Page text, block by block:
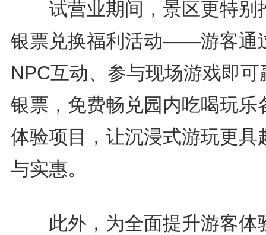
试营业期间，景区更特别
银票兑换福利活动——游客通
NPC互动、参与现场游戏即可
银票，免费畅兑园内吃喝玩乐
体验项目，让沉浸式游玩更具
与实惠。
此外，为全面提升游客体